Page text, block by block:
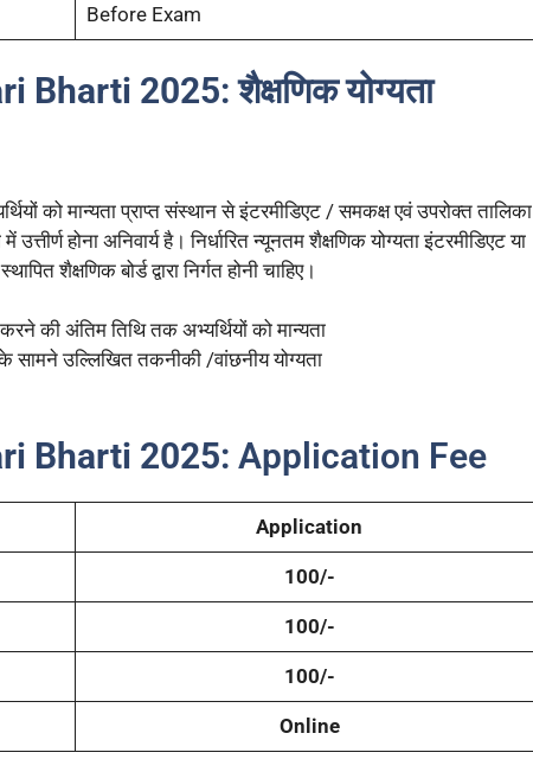
Before Exam
Bharti 2025: शैक्षणिक योग्यता
को मान्यता प्राप्त संस्थान से इंटरमीडिएट / समकक्ष एवं उपरोक्त तालिका
होना अनिवार्य है। निर्धारित न्यूनतम शैक्षणिक योग्यता इंटरमीडिएट या
शैक्षणिक बोर्ड द्वारा निर्गत होनी चाहिए।
की अंतिम तिथि तक अभ्यर्थियों को मान्यता
के सामने उल्लिखित तकनीकी /वांछनीय योग्यता
Bharti 2025: Application Fee
Application
100/-
100/-
100/-
Online